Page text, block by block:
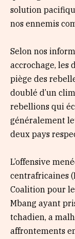
solution
nos ennemis
Selon nos
accrochage, les
piège des
doublé d’un
rebellions qui
généralement
deux pays
L’offensive
centrafricaines
Coalition pour
Mbang ayant
tchadien, a
affrontements